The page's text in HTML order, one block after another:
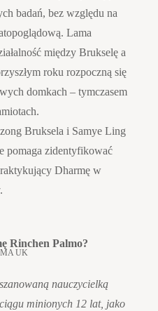
badań, bez względu na
Lama
między Brukselę a
roku rozpoczną się
domkach – tymczasem
Bruksela i Samye Ling
pomaga zidentyfikować
Dharmę w
Rinchen Palmo?
MA UK
nauczycielką
minionych 12 lat, jako